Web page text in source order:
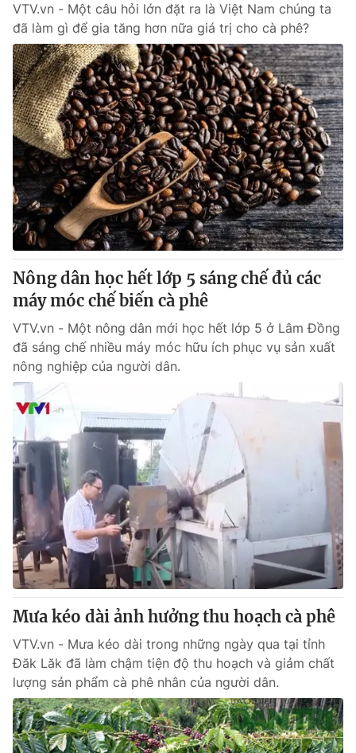
VTV9 VTV8
Liên hệ tòa soạn English
THỜI BÁO VTV
Theo dõi báo trên
Cơ quan chủ quản:Đài Truyền hình Việt Nam
Cơ quan báo chí:Thời báo VTV
Giấy phép hoạt động báo in và báo điện tử số 483/GP-BTTTT
cấp ngày 29/12/2023
Tổng Biên tập: Vũ Thanh Thủy
Phó Tổng Biên tập:Nguyễn Thị Mỹ Hạnh, Phạm Quốc Thắng,
Nguyễn Trọng Ninh
Tổng đài VTV:
024.38 355 931 - 024.38 355 932
Ðiện thoại Thời báo VTV:
024.66 897 897
Email:
toasoan@vtv.vn
Liên hệ quảng cáo:
024-7300.7108
® Cấm sao chép dưới mọi hình thức nếu không có sự chấp
thuận bằng văn bản. Ghi rõ nguồn VTV.vn khi phát hành lại
thông tin từ website này.
VTV.vn - Một câu hỏi lớn đặt ra là Việt Nam chúng ta
đã làm gì để gia tăng hơn nữa giá trị cho cà phê?
Nông dân học hết lớp 5 sáng chế đủ các
máy móc chế biến cà phê
VTV.vn - Một nông dân mới học hết lớp 5 ở Lâm Đồng
đã sáng chế nhiều máy móc hữu ích phục vụ sản xuất
nông nghiệp của người dân.
Mưa kéo dài ảnh hưởng thu hoạch cà phê
VTV.vn - Mưa kéo dài trong những ngày qua tại tỉnh
Đăk Lăk đã làm chậm tiện độ thu hoạch và giảm chất
lượng sản phẩm cà phê nhân của người dân.